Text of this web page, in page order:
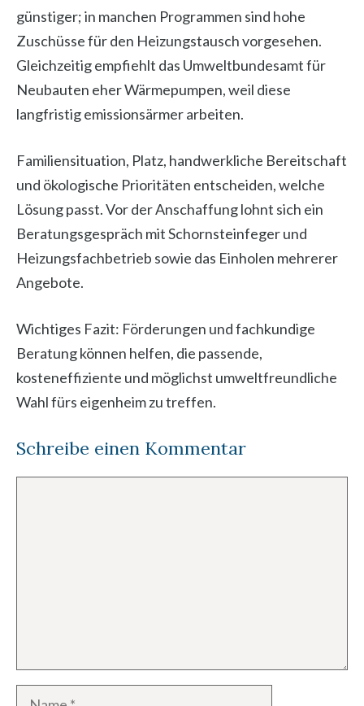
günstiger; in manchen Programmen sind hohe
Zuschüsse für den Heizungstausch vorgesehen.
Gleichzeitig empfiehlt das Umweltbundesamt für
Neubauten eher Wärmepumpen, weil diese
langfristig emissionsärmer arbeiten.
Familiensituation, Platz, handwerkliche Bereitschaft
und ökologische Prioritäten entscheiden, welche
Lösung passt. Vor der Anschaffung lohnt sich ein
Beratungsgespräch mit Schornsteinfeger und
Heizungsfachbetrieb sowie das Einholen mehrerer
Angebote.
Wichtiges Fazit: Förderungen und fachkundige
Beratung können helfen, die passende,
kosteneffiziente und möglichst umweltfreundliche
Wahl fürs eigenheim zu treffen.
Schreibe einen Kommentar
Name